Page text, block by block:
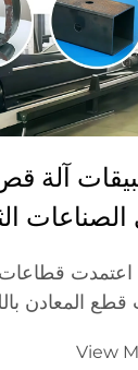
آلة قص
قطاعات
قطع المعادن
واسع. وتوفِّر
View